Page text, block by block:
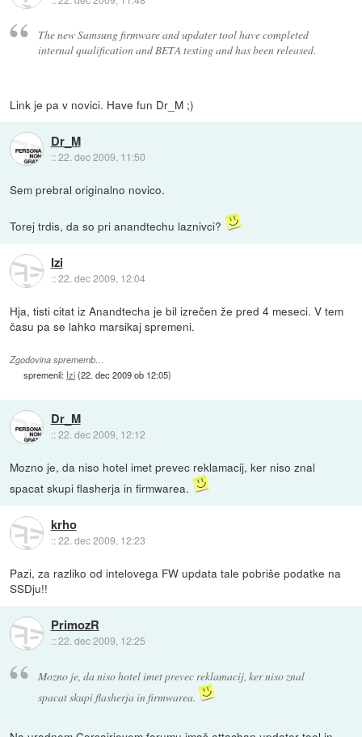
The new Samsung firmware and updater tool have completed
internal qualification and BETA testing and has been released.
Link je pa v novici. Have fun Dr_M ;)
Dr_M
::22. dec 2009, 11:50
Sem prebral originalno novico.
Torej trdis, da so pri anandtechu laznivci?
Izi
::22. dec 2009, 12:04
Hja, tisti citat iz Anandtecha je bil izrečen že pred 4 meseci. V tem
času pa se lahko marsikaj spremeni.
Zgodovina sprememb…
spremenil: Izi(22. dec 2009 ob 12:05)
Dr_M
::22. dec 2009, 12:12
Mozno je, da niso hotel imet prevec reklamacij, ker niso znal
spacat skupi flasherja in firmwarea.
krho
::22. dec 2009, 12:23
Pazi, za razliko od intelovega FW updata tale pobriše podatke na
SSDju!!
PrimozR
::22. dec 2009, 12:25
Mozno je, da niso hotel imet prevec reklamacij, ker niso znal
spacat skupi flasherja in firmwarea.